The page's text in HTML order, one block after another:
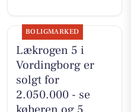
BOLIGMARKED
Lækrogen 5 i
Vordingborg er
solgt for
2.050.000 - se